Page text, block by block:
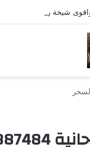
روحانية 0096176887484